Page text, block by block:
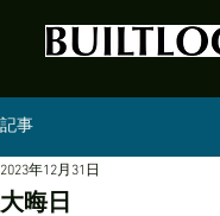
記事
大晦日
2023年12月31日